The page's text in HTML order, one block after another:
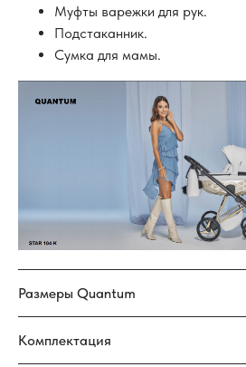
Муфты варежки для рук.
Подстаканник.
Сумка для мамы.
Размеры Quantum
Комплектация